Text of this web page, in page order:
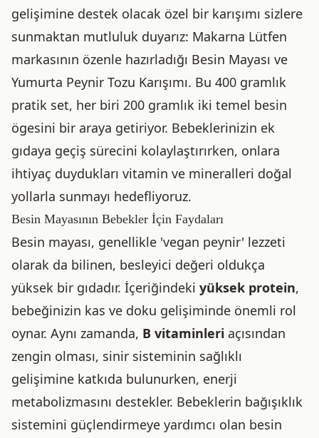
gelişimine destek olacak özel bir karışımı sizlere
sunmaktan mutluluk duyarız: Makarna Lütfen
markasının özenle hazırladığı Besin Mayası ve
Yumurta Peynir Tozu Karışımı. Bu 400 gramlık
pratik set, her biri 200 gramlık iki temel besin
ögesini bir araya getiriyor. Bebeklerinizin ek
gıdaya geçiş sürecini kolaylaştırırken, onlara
ihtiyaç duydukları vitamin ve mineralleri doğal
yollarla sunmayı hedefliyoruz.
Besin Mayasının Bebekler İçin Faydaları
Besin mayası, genellikle 'vegan peynir' lezzeti
olarak da bilinen, besleyici değeri oldukça
yüksek bir gıdadır. İçeriğindeki yüksek protein,
bebeğinizin kas ve doku gelişiminde önemli rol
oynar. Aynı zamanda, B vitaminleri açısından
zengin olması, sinir sisteminin sağlıklı
gelişimine katkıda bulunurken, enerji
metabolizmasını destekler. Bebeklerin bağışıklık
sistemini güçlendirmeye yardımcı olan besin